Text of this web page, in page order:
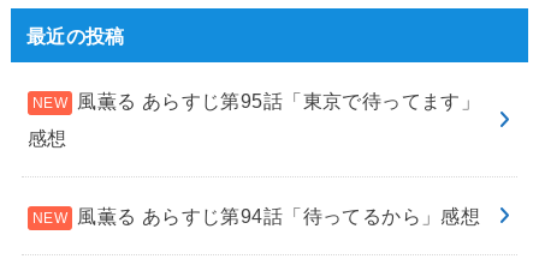
最近の投稿
風薫る あらすじ第95話「東京で待ってます」
感想
風薫る あらすじ第94話「待ってるから」感想